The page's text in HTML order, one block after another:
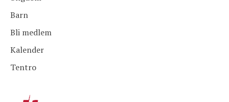
Barn
Bli medlem
Kalender
Tentro